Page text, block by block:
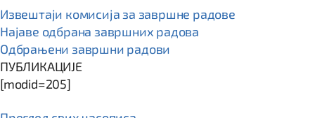
Извештаји комисија за завршне радове
Најаве одбрана завршних радова
Одбрањени завршни радови
ПУБЛИКАЦИЈЕ
[modid=205]